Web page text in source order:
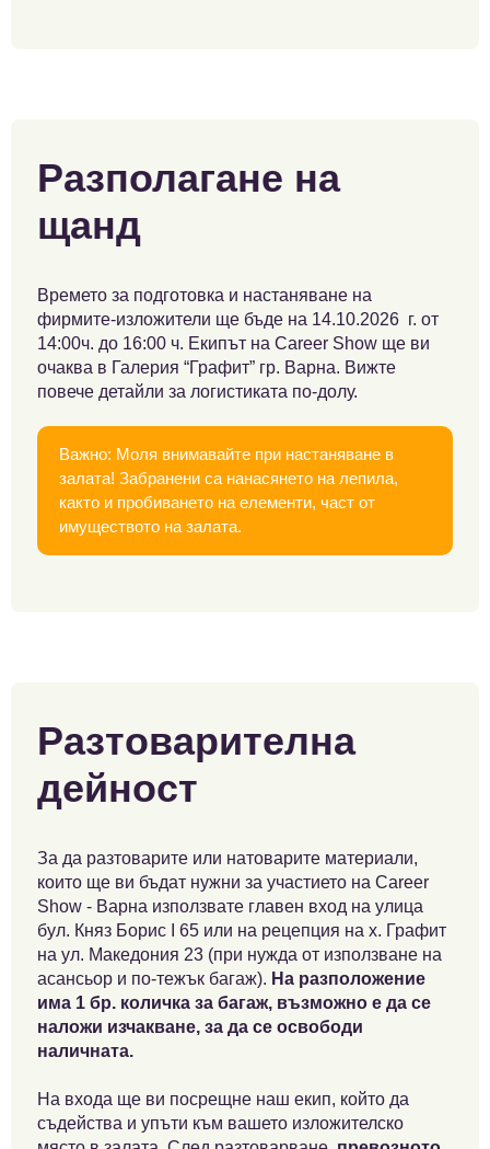
Разполагане на
щанд
Времето за подготовка и настаняване на
фирмите-изложители ще бъде на 14.10.2026 г. от
14:00ч. до 16:00 ч. Екипът на Career Show ще ви
очаква в Галерия “Графит” гр. Варна. Вижте
повече детайли за логистиката по-долу.
Важно: Моля внимавайте при настаняване в
залата! Забранени са нанасянето на лепила,
както и пробиването на елементи, част от
имуществото на залата.
Разтоварителна
дейност
За да разтоварите или натоварите материали,
които ще ви бъдат нужни за участието на Career
Show - Варна използвате главен вход на улица
бул. Княз Борис І 65 или на рецепция на х. Графит
на ул. Македония 23 (при нужда от използване на
асансьор и по-тежък багаж). На разположение
има 1 бр. количка за багаж, възможно е да се
наложи изчакване, за да се освободи
наличната.
На входа ще ви посрещне наш екип, който да
съдейства и упъти към вашето изложителско